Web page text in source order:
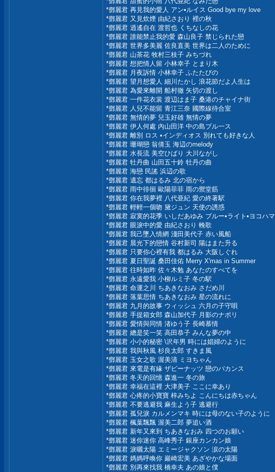
*鄧麗君 再見我的愛人 アン•ルイス Good bye my love
*鄧麗君 又見炊煙 由紀さおり 裡の秋
*鄧麗君 逍遙自在 渡哲也 くちなしの花
*鄧麗君 誰能禁止我的愛 森山良子 禁じられた戀
*鄧麗君 世界多美麗 佐良直美 世界は二人のために
*鄧麗君 山茶花 牧村三枝子 みちづれ
*鄧麗君 想把情人留 小林幸子 とまり木
*鄧麗君 月夜訴情 小林幸子 ふたたびの
*鄧麗君 望月想愛人 細川たかし 浪花節だよ人生は
*鄧麗君 為愛來離開 船村徹 矢切の渡し
*鄧麗君 一件花衣裳 渡辺はま子 桑港のチャイナ街
*鄧麗君 人兒不能留 青江三奈 國際線待合室
*鄧麗君 無情的夢 兒玉好雄 無情の夢
*鄧麗君 伊人何處 內山田洋 中の島ブル一ス
*鄧麗君 離別 ロス •インディオス 別れても好きな人
*鄧麗君 珊瑚戀 翁倩玉 海辺のmelody
*鄧麗君 水長流 美空ひばり 大川ながし
*鄧麗君 牡丹曲 山田五十鈴 牡丹の曲
*鄧麗君 海戀 民謠 浜辺の歌
*鄧麗君 遺忘 都はるみ 北の宿から
*鄧麗君 雨中徘徊 歐陽菲菲 雨の禦堂筋
*鄧麗君 你在我夢裡 八代亜紀 愛の終著駅
*鄧麗君 輕輕一個吻 黛ジュン 天使の誘惑
*鄧麗君 寂寞的花季 いしだあゆみ ブルー•ライト•ヨコハマ
*鄧麗君 眼淚中的愛 由紀さおり 輓歌
*鄧麗君 我己墜入情網 淺田美代子 赤い風船
*鄧麗君 晨光下的戀情 谷村新司 陽はまた升る
*鄧麗君 只要你心裡有我 都はるみ 大阪しぐれ
*鄧麗君 夏日聖誕 桑田佳佑 Merry X'mas in Summer
*鄧麗君 往時如昨 佐々木勉 あなたのすべてを
*鄧麗君 永遠愛我 小柳ルミ子 冬の駅
*鄧麗君 命運之川 ちあきなおみ さだめ川
*鄧麗君 落葉思情 ちあきなおみ 星の流れに
*鄧麗君 九月的故事 ウィッシュ 六月の子守唄
*鄧麗君 手提箱女郎 森山加代子 月影のナポリ
*鄧麗君 愛情與同情 渚ゆう子 長崎慕情
*鄧麗君 總是笑一笑 高田恭子 みんな夢の中
*鄧麗君 小小的秘密 \沢年男 時には娼婦のように
*鄧麗君 我與秋風 杉良太郎 すきま風
*鄧麗君 玉女之歌 渥美清 ミヨちゃん
*鄧麗君 來電是有緣 ザピーナッツ 戀のバカンス
*鄧麗君 冬天的回憶 森進一 冬の旅
*鄧麗君 幸福在這裡 大津美子 ここに幸あり
*鄧麗君 心疼的小寶寶 梓みちよ こんにちは赤ちゃん
*鄧麗君 不要逃避我 麻生よう子 逃避行
*鄧麗君 孤兒淚 カルメンマキ 時には母のない子のように
*鄧麗君 楓葉飄飄 渥美二郎 夢追い酒
*鄧麗君 新年又來到 ちあきなおみ 四つのお願い
*鄧麗君 迷你迷你 高峰秀子 銀座カンカン娘
*鄧麗君 淚曬太陽 エミージャクソン 涙の太陽
*鄧麗君 媽媽呼喚你 巖崎宏美 あざやかな場面
*鄧麗君 別再來找我 橋幸夫 あの娘と僕